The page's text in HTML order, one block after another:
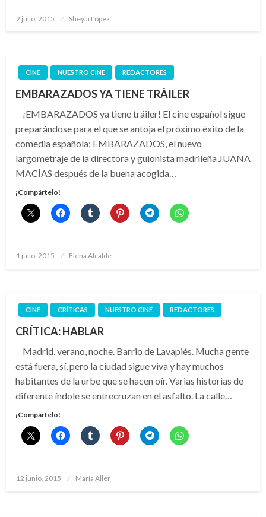
Publicado
2 julio, 2015 Sheyla López
CINE NUESTRO CINE REDACTORES
EMBARAZADOS YA TIENE TRÁILER
¡EMBARAZADOS ya tiene tráiler! El cine español sigue
preparándose para el que se antoja el próximo éxito de la
comedia española; EMBARAZADOS, el nuevo
largometraje de la directora y guionista madrileña JUANA
MACÍAS después de la buena acogida…
¡Compártelo!
Publicado
1 julio, 2015 Elena Alcalde
CINE CRÍTICAS NUESTRO CINE REDACTORES
CRÍTICA: HABLAR
Madrid, verano, noche. Barrio de Lavapiés. Mucha gente
está fuera, sí, pero la ciudad sigue viva y hay muchos
habitantes de la urbe que se hacen oír. Varias historias de
diferente índole se entrecruzan en el asfalto. La calle…
¡Compártelo!
Publicado
12 junio, 2015 María Aller